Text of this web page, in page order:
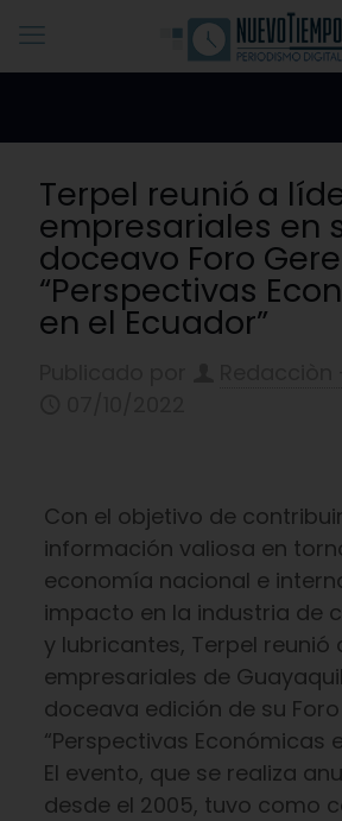
Terpel reunió a
empresariales en
doceavo Foro
“Perspectivas
en el Ecuador”
Con el objetivo de
información valiosa en
economía nacional e
impacto en la industria de
y lubricantes, Terpel reunió
empresariales de
doceava edición de su
“Perspectivas Económicas
El evento, que se realiza
desde el 2005, tuvo como